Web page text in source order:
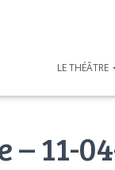
LE THÉÂTRE
– 11-